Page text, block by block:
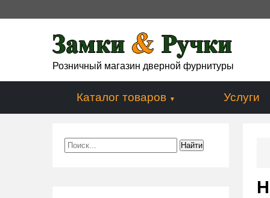
Розничный магазин дверной фурнитуры
Каталог товаров Услуги